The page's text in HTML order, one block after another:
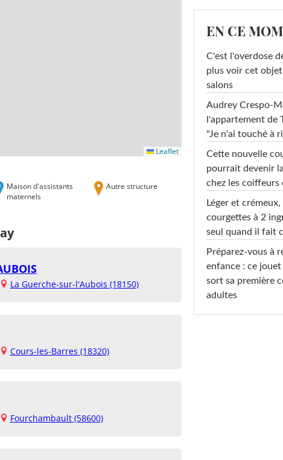
Leaflet
Maison d'assistants
maternels
Autre structure
La Guerche-sur-l'Aubois (18150)
Cours-les-Barres (18320)
Fourchambault (58600)
EN CE
C'est l'overdose
plus voir cet
salons
Audrey Crespo-
l'appartement de
"Je n'ai touché à
Cette nouvelle
pourrait devenir
chez les coiffeurs
Léger et
courgettes à 2
seul quand il fait
Préparez-vous à
enfance : ce
sort sa première
adultes